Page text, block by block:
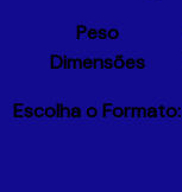
Peso
Dimensões
Escolha o Formato: